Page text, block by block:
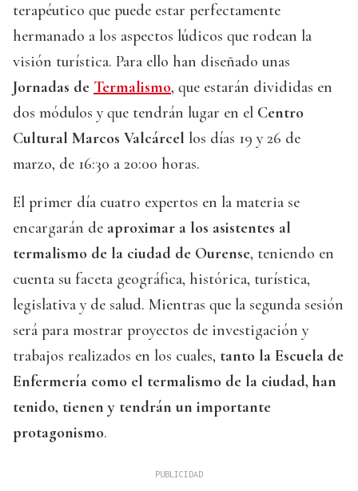
terapéutico que puede estar perfectamente
hermanado a los aspectos lúdicos que rodean la
visión turística. Para ello han diseñado unas
Jornadas de Termalismo, que estarán divididas en
dos módulos y que tendrán lugar en el Centro
Cultural Marcos Valcárcel los días 19 y 26 de
marzo, de 16:30 a 20:00 horas.
El primer día cuatro expertos en la materia se
encargarán de aproximar a los asistentes al
termalismo de la ciudad de Ourense, teniendo en
cuenta su faceta geográfica, histórica, turística,
legislativa y de salud. Mientras que la segunda sesión
será para mostrar proyectos de investigación y
trabajos realizados en los cuales, tanto la Escuela de
Enfermería como el termalismo de la ciudad, han
tenido, tienen y tendrán un importante
protagonismo.